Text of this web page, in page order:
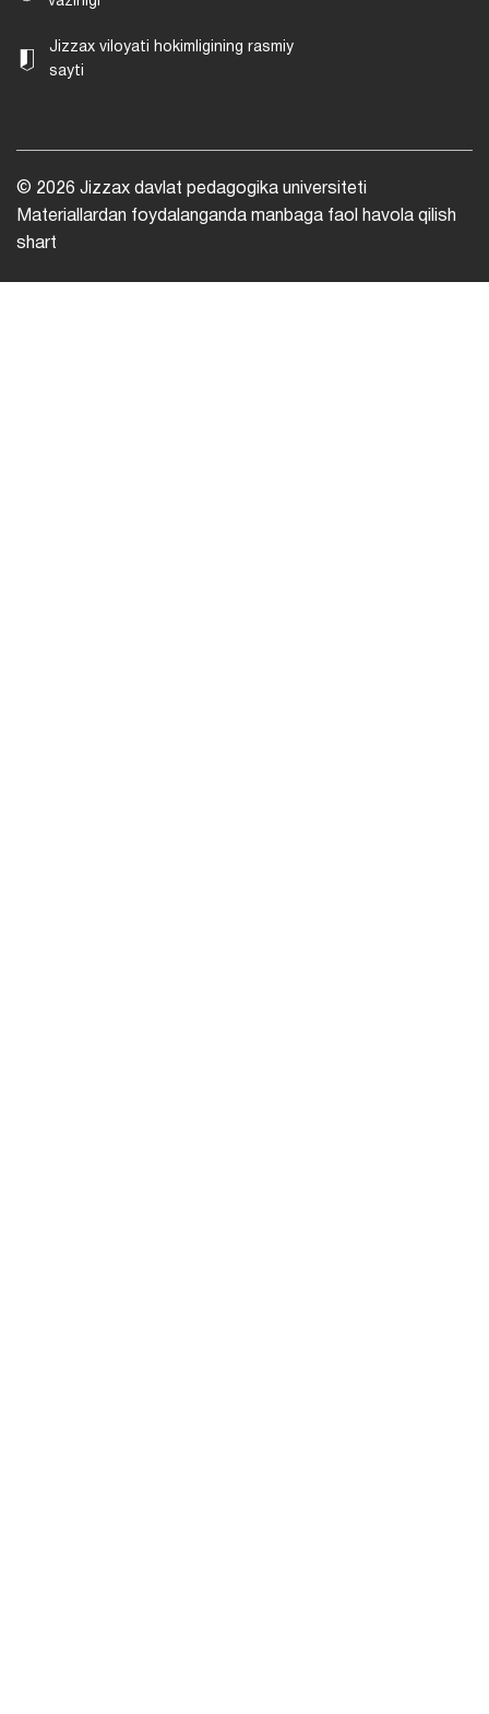
Jizzax viloyati hokimligining rasmiy
sayti
© 2026 Jizzax davlat pedagogika universiteti
Materiallardan foydalanganda manbaga faol havola qilish
shart